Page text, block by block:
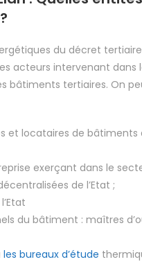
du décret tertiaire
acteurs intervenant dans
bâtiments tertiaires. On
et locataires de bâtiments
exerçant dans le
de l’Etat ;
du bâtiment : maîtres
les bureaux d’étude